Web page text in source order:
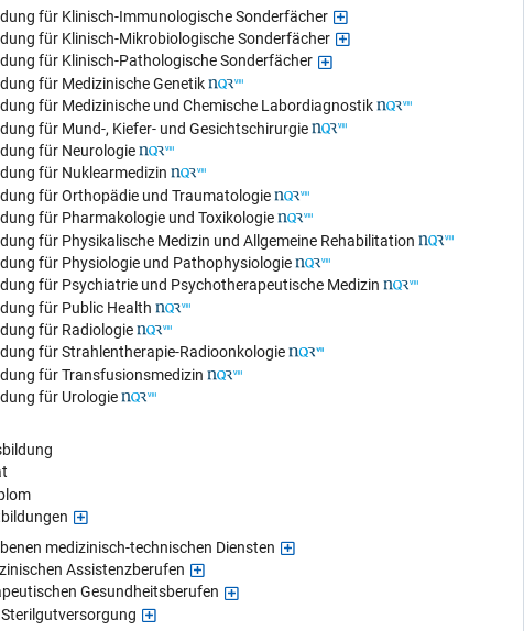
für Klinisch-Immunologische Sonderfächer
für Klinisch-Mikrobiologische Sonderfächer
für Klinisch-Pathologische Sonderfächer
für Medizinische Genetik
für Medizinische und Chemische Labordiagnostik
für Mund-, Kiefer- und Gesichtschirurgie
für Neurologie
für Nuklearmedizin
für Orthopädie und Traumatologie
für Pharmakologie und Toxikologie
für Physikalische Medizin und Allgemeine Rehabilitation
für Physiologie und Pathophysiologie
für Psychiatrie und Psychotherapeutische Medizin
für Public Health
für Radiologie
für Strahlentherapie-Radioonkologie
für Transfusionsmedizin
für Urologie
medizinisch-technischen Diensten
Assistenzberufen
Gesundheitsberufen